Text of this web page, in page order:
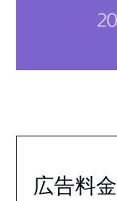
広告料金